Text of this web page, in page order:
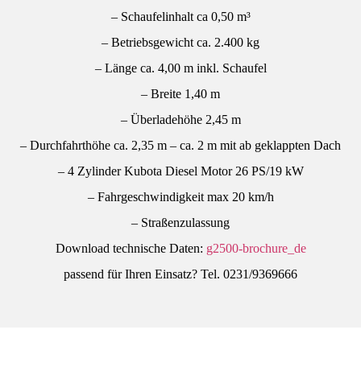
– Schaufelinhalt ca 0,50 m³
– Betriebsgewicht ca. 2.400 kg
– Länge ca. 4,00 m inkl. Schaufel
– Breite 1,40 m
– Überladehöhe 2,45 m
– Durchfahrthöhe ca. 2,35 m – ca. 2 m mit ab geklappten Dach
– 4 Zylinder Kubota Diesel Motor 26 PS/19 kW
– Fahrgeschwindigkeit max 20 km/h
– Straßenzulassung
Download technische Daten: g2500-brochure_de
passend für Ihren Einsatz? Tel. 0231/9369666